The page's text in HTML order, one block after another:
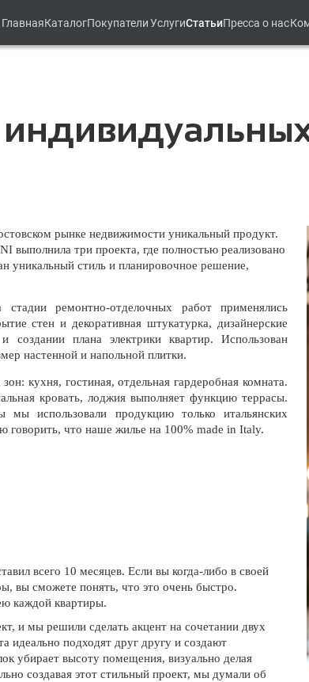
ГлавнаяКаталогПокупателиУслугиСтатьиПресса о нас
рынке недвижимости уникальный продукт.
выполнила три проекта, где полностью реализовано
уникальный стиль и планировочное решение,
ремонтно-отделочных работ применялись
стен и декоративная штукатурка, дизайнерские
создании плана электрики квартир. Использован
настенной и напольной плитки.
кухня, гостиная, отдельная гардеробная комната.
кровать, лоджия выполняет функцию террасы.
мы использовали продукцию только итальянских
говорить, что наше жилье на 100% made in Italy.
всего 10 месяцев. Если вы когда-либо в своей
вы сможете понять, что это очень быстро.
каждой квартиры.
и мы решили сделать акцент на сочетании двух
идеально подходят друг другу и создают
убирает высоту помещения, визуально делая
создавая этот стильный проект, мы думали об